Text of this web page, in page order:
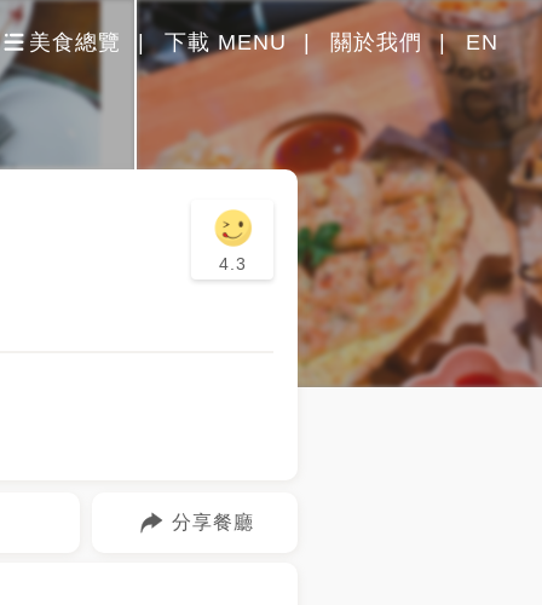
美食總覽 下載 MENU 關於我們 EN
4.3
分享餐廳